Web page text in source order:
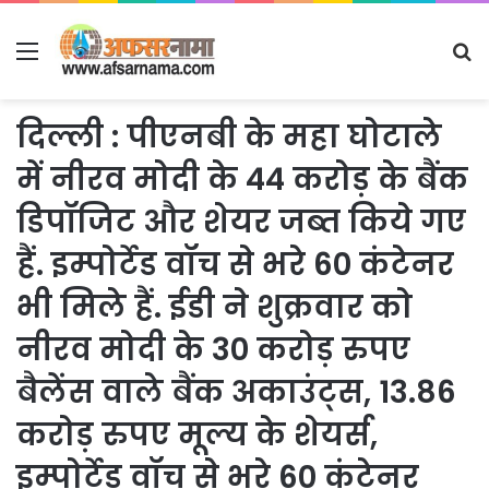
Menu
दिल्ली : पीएनबी के महा घोटाले
में नीरव मोदी के 44 करोड़ के बैंक
डिपॉजिट और शेयर जब्त किये गए
हैं. इम्पोर्टेड वॉच से भरे 60 कंटेनर
भी मिले हैं. ईडी ने शुक्रवार को
नीरव मोदी के 30 करोड़ रुपए
बैलेंस वाले बैंक अकाउंट्स, 13.86
करोड़ रुपए मूल्य के शेयर्स,
इम्पोर्टेड वॉच से भरे 60 कंटेनर